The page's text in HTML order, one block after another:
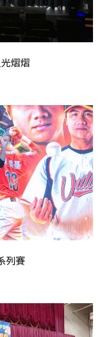
熠熠
列賽